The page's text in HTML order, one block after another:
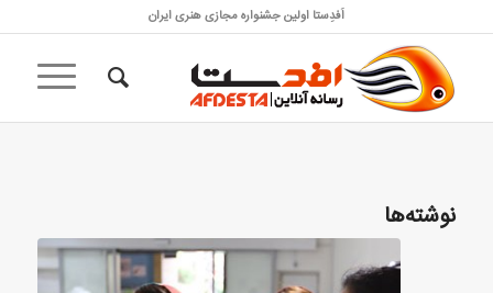
اَفدِستا اولین جشنواره مجازی هنری ایران
نوشته‌ها